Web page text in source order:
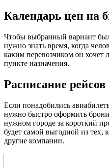
Календарь цен на
Чтобы выбранный вариант
нужно знать время, когда
каким перевозчиком он хочет
пункте назначения.
Расписание
Если понадобились
нужно быстро оформить
нужном городе за короткий
будет самой выгодной из тех,
другие компании.